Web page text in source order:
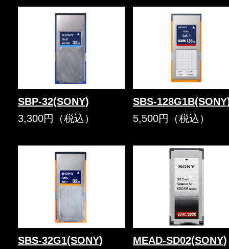
SBP-32(SONY)
3,300円（税込）
SBS-
5,500円（税込）
SBS-32G1(SONY)
MEAD-SD02(SONY)